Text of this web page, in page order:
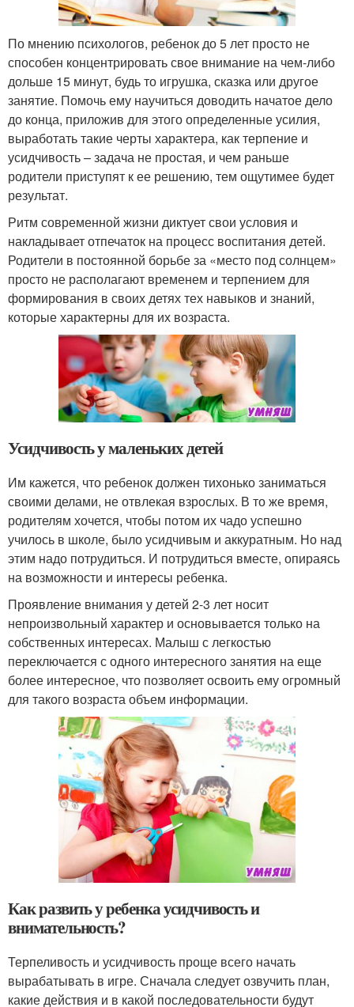
По мнению психологов, ребенок до 5 лет просто не
способен концентрировать свое внимание на чем-либо
дольше 15 минут, будь то игрушка, сказка или другое
занятие. Помочь ему научиться доводить начатое дело
до конца, приложив для этого определенные усилия,
выработать такие черты характера, как терпение и
усидчивость – задача не простая, и чем раньше
родители приступят к ее решению, тем ощутимее будет
результат.
Ритм современной жизни диктует свои условия и
накладывает отпечаток на процесс воспитания детей.
Родители в постоянной борьбе за «место под солнцем»
просто не располагают временем и терпением для
формирования в своих детях тех навыков и знаний,
которые характерны для их возраста.
Усидчивость у маленьких детей
Им кажется, что ребенок должен тихонько заниматься
своими делами, не отвлекая взрослых. В то же время,
родителям хочется, чтобы потом их чадо успешно
училось в школе, было усидчивым и аккуратным. Но над
этим надо потрудиться. И потрудиться вместе, опираясь
на возможности и интересы ребенка.
Проявление внимания у детей 2-3 лет носит
непроизвольный характер и основывается только на
собственных интересах. Малыш с легкостью
переключается с одного интересного занятия на еще
более интересное, что позволяет освоить ему огромный
для такого возраста объем информации.
Как развить у ребенка усидчивость и
внимательность?
Терпеливость и усидчивость проще всего начать
вырабатывать в игре. Сначала следует озвучить план,
какие действия и в какой последовательности будут